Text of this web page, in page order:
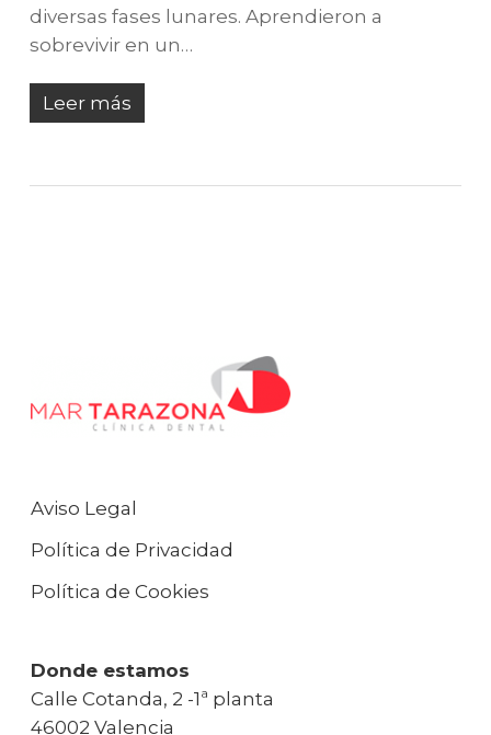
diversas fases lunares. Aprendieron a
sobrevivir en un…
Leer más
Aviso Legal
Política de Privacidad
Política de Cookies
Donde estamos
Calle Cotanda, 2 -1ª planta
46002 Valencia